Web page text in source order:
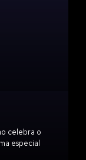
celebra o
especial